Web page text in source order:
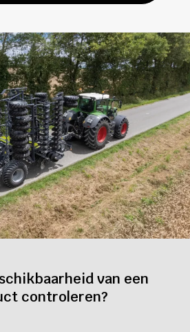
van een
controleren?